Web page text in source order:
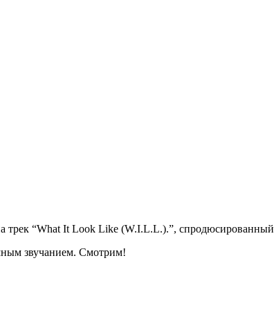
трек “What It Look Like (W.I.L.L.).”, спродюсированный
звучанием. Смотрим!